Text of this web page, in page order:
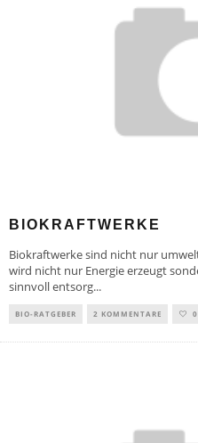
BIOKRAFTWERKE
Biokraftwerke sind nicht nur
wird nicht nur Energie erzeugt
sinnvoll entsorg...
BIO-RATGEBER 2 KOMMENTARE 0